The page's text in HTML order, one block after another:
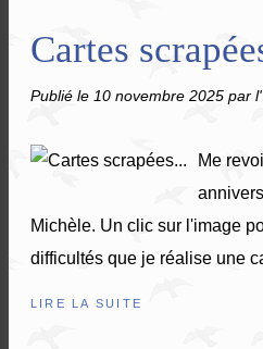
Cartes
Publié le 10 novembre 2025 par
Me
Michèle. Un clic sur l'image
difficultés que je réalise une
LIRE LA SUITE